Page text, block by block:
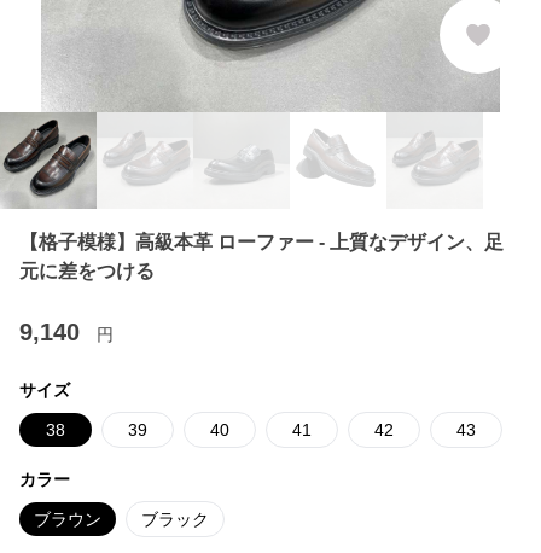
【格子模様】高級本革 ローファー - 上質なデザイン、足
元に差をつける
9,140 円
サイズ
38 39 40 41 42 43
カラー
ブラウン ブラック